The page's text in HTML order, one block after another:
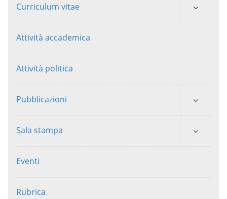
Curriculum vitae
Attività accademica
Attività politica
Pubblicazioni
Sala stampa
Eventi
Rubrica